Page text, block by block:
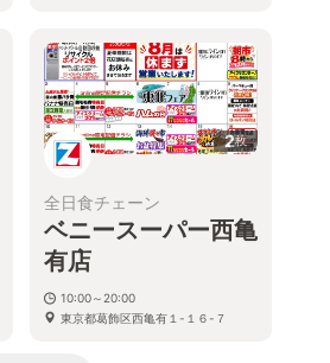
2枚
全日食チェーン
ベニースーパー西亀
有店
10:00～20:00
東京都葛飾区西亀有１-１６-７